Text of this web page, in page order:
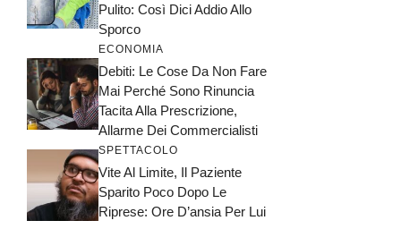
Pulito: Così Dici Addio Allo
Sporco
ECONOMIA
Debiti: Le Cose Da Non Fare
Mai Perché Sono Rinuncia
Tacita Alla Prescrizione,
Allarme Dei Commercialisti
SPETTACOLO
Vite Al Limite, Il Paziente
Sparito Poco Dopo Le
Riprese: Ore D’ansia Per Lui